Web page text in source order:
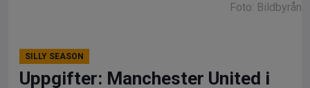
Foto: Bildbyrån
SILLY SEASON
Uppgifter: Manchester United i